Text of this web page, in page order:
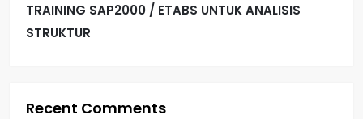
TRAINING SAP2000 / ETABS UNTUK ANALISIS
STRUKTUR
Recent Comments